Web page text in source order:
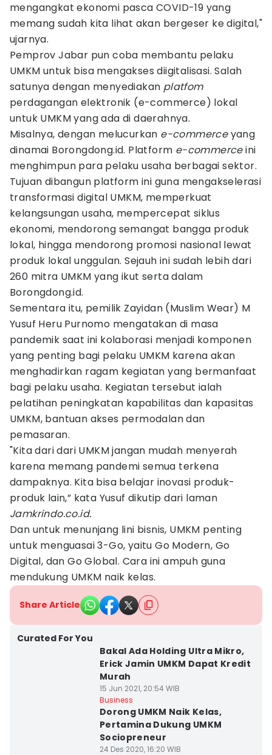
mengangkat ekonomi pasca COVID-19 yang
memang sudah kita lihat akan bergeser ke digital,"
ujarnya.
Pemprov Jabar pun coba membantu pelaku
UMKM untuk bisa mengakses diigitalisasi. Salah
satunya dengan menyediakan platfom
perdagangan elektronik (e-commerce) lokal
untuk UMKM yang ada di daerahnya.
Misalnya, dengan melucurkan e-commerceyang
dinamai Borongdong.id. Platform e-commerceini
menghimpun para pelaku usaha berbagai sektor.
Tujuan dibangun platform ini guna mengakselerasi
transformasi digital UMKM, memperkuat
kelangsungan usaha, mempercepat siklus
ekonomi, mendorong semangat bangga produk
lokal, hingga mendorong promosi nasional lewat
produk lokal unggulan. Sejauh ini sudah lebih dari
260 mitra UMKM yang ikut serta dalam
Borongdong.id.
Sementara itu, pemilik Zayidan (Muslim Wear) M
Yusuf Heru Purnomo mengatakan di masa
pandemik saat ini kolaborasi menjadi komponen
yang penting bagi pelaku UMKM karena akan
menghadirkan ragam kegiatan yang bermanfaat
bagi pelaku usaha. Kegiatan tersebut ialah
pelatihan peningkatan kapabilitas dan kapasitas
UMKM, bantuan akses permodalan dan
pemasaran.
"Kita dari dari UMKM jangan mudah menyerah
karena memang pandemi semua terkena
dampaknya. Kita bisa belajar inovasi produk-
produk lain,” kata Yusuf dikutip dari laman
Jamkrindo.co.id.
Dan untuk menunjang lini bisnis, UMKM penting
untuk menguasai 3-Go, yaitu Go Modern, Go
Digital, dan Go Global. Cara ini ampuh guna
mendukung UMKM naik kelas.
Share Article
Curated For You
Bakal Ada Holding Ultra Mikro,
Erick Jamin UMKM Dapat Kredit
Murah
15 Jun 2021, 20:54 WIB
Business
Dorong UMKM Naik Kelas,
Pertamina Dukung UMKM
Sociopreneur
24 Des 2020, 16:20 WIB